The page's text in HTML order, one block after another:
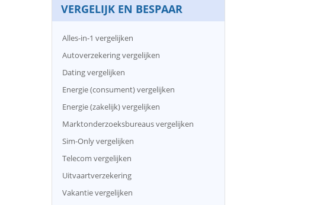
VERGELIJK EN BESPAAR
Alles-in-1 vergelijken
Autoverzekering vergelijken
Dating vergelijken
Energie (consument) vergelijken
Energie (zakelijk) vergelijken
Marktonderzoeksbureaus vergelijken
Sim-Only vergelijken
Telecom vergelijken
Uitvaartverzekering
Vakantie vergelijken